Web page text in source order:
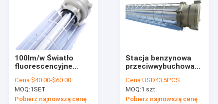
100lm/w Światło
fluorescencyjne
Cena:$40.00-$60.00
MOQ:1SET
Pobierz najnowszą cenę
Stacja benzynowa
przeciwwybuchowa
fluorescencyjna 600
mm 1200 mm 900
mm
Cena:USD43.5PCS
MOQ:1 szt.
Pobierz najnowszą cenę